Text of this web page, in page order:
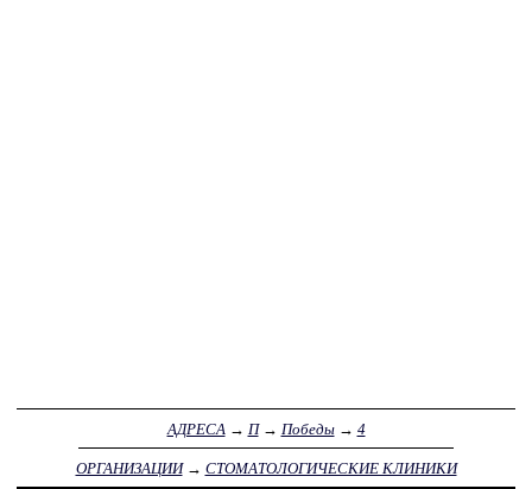
АДРЕСА → П→ Победы→ 4
ОРГАНИЗАЦИИ→ СТОМАТОЛОГИЧЕСКИЕ КЛИНИКИ